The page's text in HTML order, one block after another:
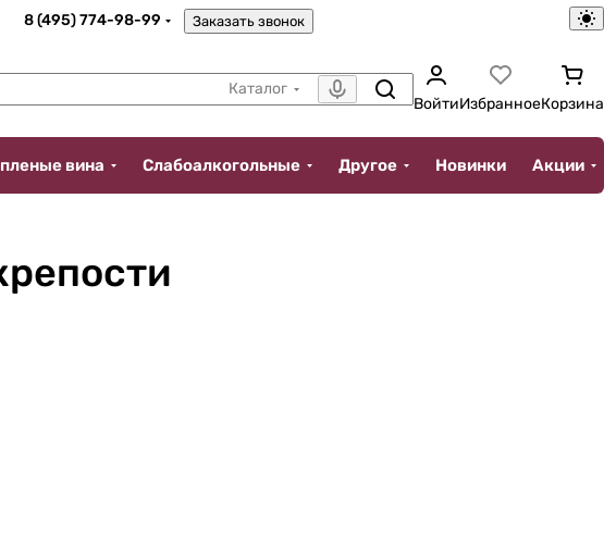
8 (495) 774-98-99 Заказать звонок
Каталог
ВойтиИзбранноеКорзина
вина Слабоалкогольные Другое Новинки Акции